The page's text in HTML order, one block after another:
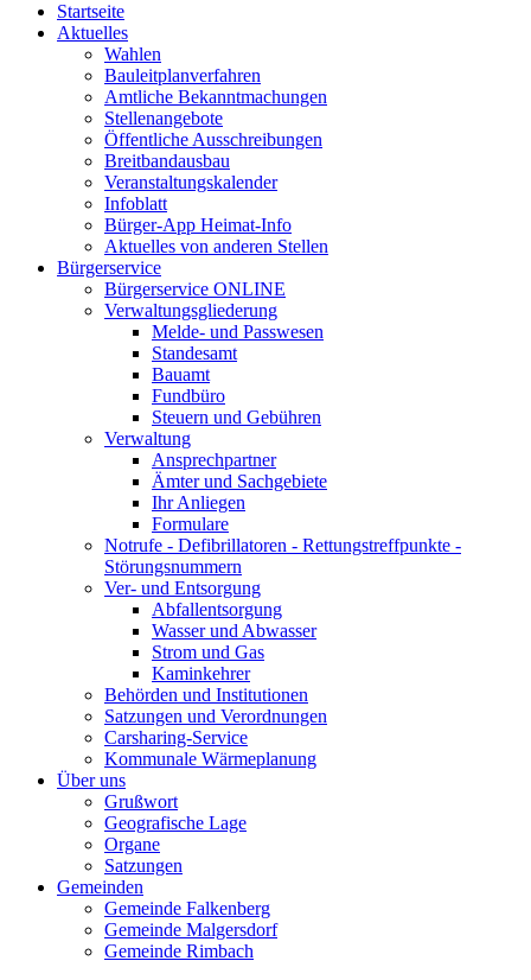
Startseite
Aktuelles
Wahlen
Bauleitplanverfahren
Amtliche Bekanntmachungen
Stellenangebote
Öffentliche Ausschreibungen
Breitbandausbau
Veranstaltungskalender
Infoblatt
Bürger-App Heimat-Info
Aktuelles von anderen Stellen
Bürgerservice
Bürgerservice ONLINE
Verwaltungsgliederung
Melde- und Passwesen
Standesamt
Bauamt
Fundbüro
Steuern und Gebühren
Verwaltung
Ansprechpartner
Ämter und Sachgebiete
Ihr Anliegen
Formulare
Notrufe - Defibrillatoren - Rettungstreffpunkte -
Störungsnummern
Ver- und Entsorgung
Abfallentsorgung
Wasser und Abwasser
Strom und Gas
Kaminkehrer
Behörden und Institutionen
Satzungen und Verordnungen
Carsharing-Service
Kommunale Wärmeplanung
Über uns
Grußwort
Geografische Lage
Organe
Satzungen
Gemeinden
Gemeinde Falkenberg
Gemeinde Malgersdorf
Gemeinde Rimbach